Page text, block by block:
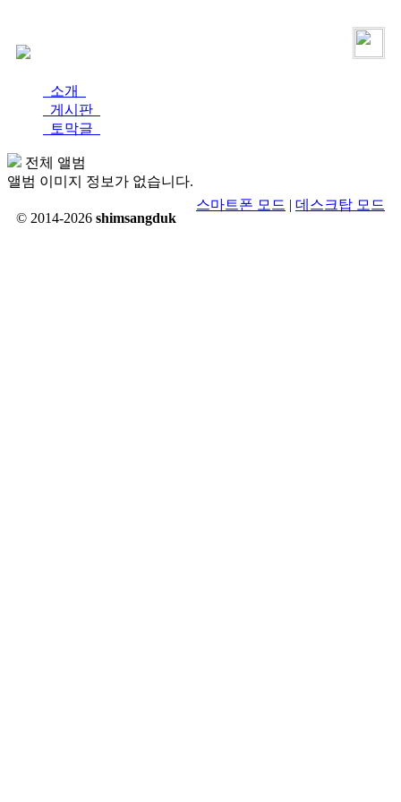
소개
게시판
토막글
전체 앨범
앨범 이미지 정보가 없습니다.
© 2014-2026 shimsangduk
스마트폰 모드 | 데스크탑 모드